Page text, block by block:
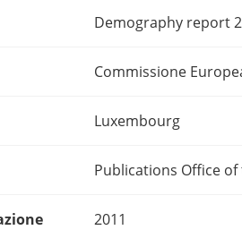
Demography report
Commissione
Luxembourg
Publications Office
2011